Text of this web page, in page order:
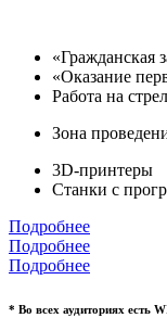
«Гражданская
«Оказание
Работа на
Зона
3D-принтеры
Станки с
Подробнее
Подробнее
Подробнее
* Во всех аудиториях есть